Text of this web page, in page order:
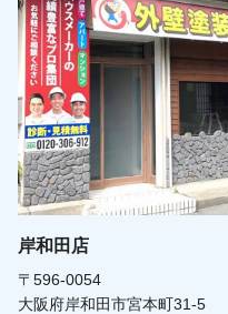
岸和田店
〒596-0054
大阪府岸和田市宮本町31-5